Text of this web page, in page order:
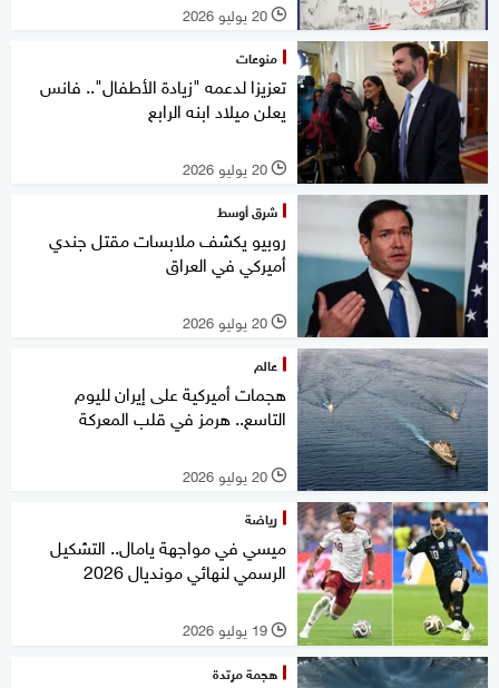
l 20 يوليو 2026
منوعات
تعزيزا لدعمه "زيادة الأطفال".. فانس
يعلن ميلاد ابنه الرابع
l 20 يوليو 2026
شرق أوسط
روبيو يكشف ملابسات مقتل جندي
أميركي في العراق
l 20 يوليو 2026
عالم
هجمات أميركية على إيران لليوم
التاسع.. هرمز في قلب المعركة
l 20 يوليو 2026
رياضة
ميسي في مواجهة يامال.. التشكيل
الرسمي لنهائي مونديال 2026
l 19 يوليو 2026
هجمة مرتدة